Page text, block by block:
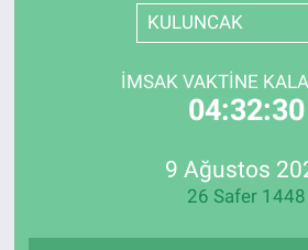
KULUNCAK
İMSAK VAKTINE
04:32:30
9 Ağustos
26 Safer 1448